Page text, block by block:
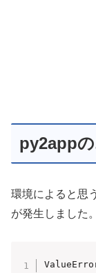
py2app
環境によると思
が発生しました。